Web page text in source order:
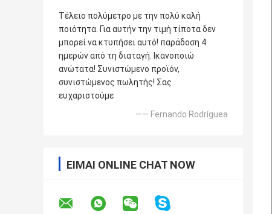
Τέλειο πολύμετρο με την πολύ καλή
ποιότητα. Για αυτήν την τιμή τίποτα δεν
μπορεί να κτυπήσει αυτό! παράδοση 4
ημερών από τη διαταγή. Ικανοποιώ
ανώτατα! Συνιστώμενο προϊόν,
συνιστώμενος πωλητής! Σας
ευχαριστούμε
—— Fernando Rodríguea
ΕΊΜΑΙ ONLINE CHAT NOW